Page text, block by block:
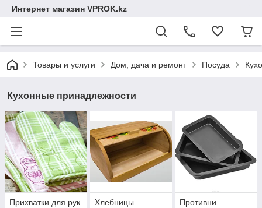
Интернет магазин VPROK.kz
Товары и услуги Дом, дача и ремонт Посуда
Кухонные принадлежности
Прихватки для рук Хлебницы Противни